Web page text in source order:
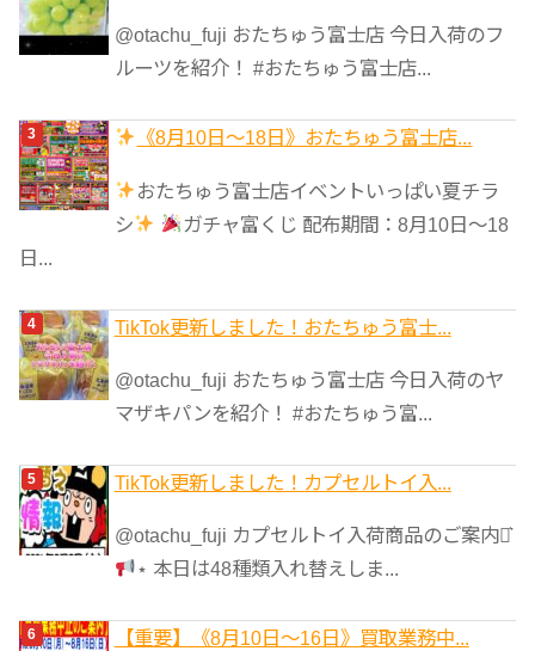
@otachu_fuji おたちゅう富士店 今日入荷のフ
ルーツを紹介！ #おたちゅう富士店...
《8月10日～18日》おたちゅう富士店...
おたちゅう富士店イベントいっぱい夏チラ
シ
ガチャ富くじ 配布期間：8月10日～18
日...
TikTok更新しました！おたちゅう富士...
@otachu_fuji おたちゅう富士店 今日入荷のヤ
マザキパンを紹介！ #おたちゅう富...
TikTok更新しました！カプセルトイ入...
@otachu_fuji カプセルトイ入荷商品のご案内⋆͛
⋆ 本日は48種類入れ替えしま...
【重要】《8月10日～16日》買取業務中...